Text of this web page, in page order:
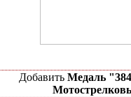
Добавить Медаль